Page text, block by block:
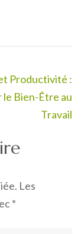
Productivité :
le Bien-Être au
Travail
Les
*